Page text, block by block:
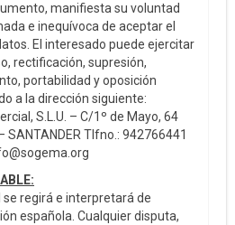
manifiesta su voluntad
e inequívoca de aceptar el
El interesado puede ejercitar
rectificación, supresión,
portabilidad y oposición
a la dirección siguiente:
S.L.U. – C/1º de Mayo, 64
SANTANDER Tlfno.: 942766441
regirá e interpretará de
española. Cualquier disputa,